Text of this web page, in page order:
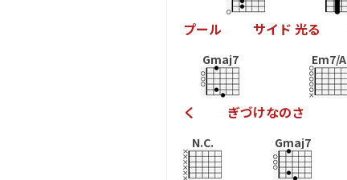
プール サイ ド 光る
く
Gmaj7
ぎづけなのさ
Em7/A
N.C. Gmaj7